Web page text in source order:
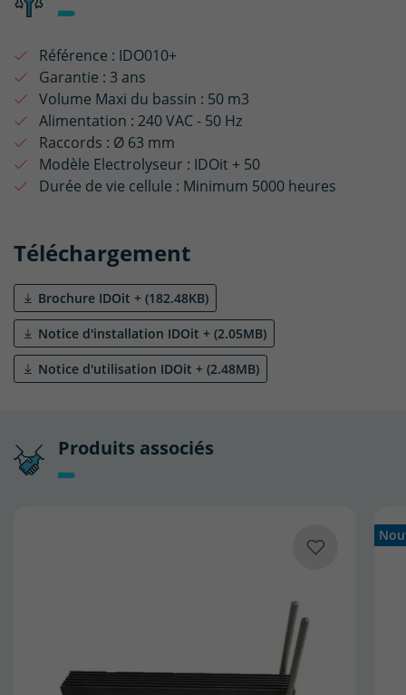
Référence : IDO010+
Garantie : 3 ans
Volume Maxi du bassin : 50 m3
Alimentation : 240 VAC - 50 Hz
Raccords : Ø 63 mm
Modèle Electrolyseur : IDOit + 50
Durée de vie cellule : Minimum 5000 heures
Téléchargement
Brochure IDOit + (182.48KB)
Notice d'installation IDOit + (2.05MB)
Notice d'utilisation IDOit + (2.48MB)
Produits associés